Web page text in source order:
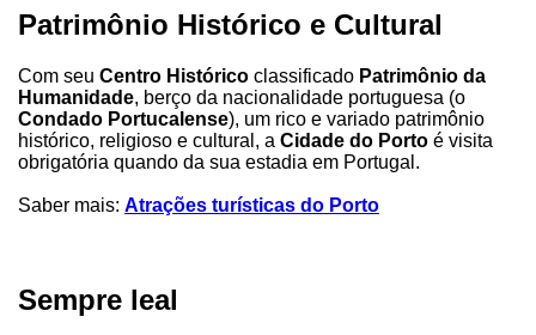
Patrimônio Histórico e Cultural
Com seu Centro Histórico classificado Patrimônio da
Humanidade, berço da nacionalidade portuguesa (o
Condado Portucalense), um rico e variado patrimônio
histórico, religioso e cultural, a Cidade do Porto é visita
obrigatória quando da sua estadia em Portugal.
Saber mais: Atrações turísticas do Porto
Sempre leal